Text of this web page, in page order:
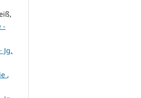
-
Jg.
,